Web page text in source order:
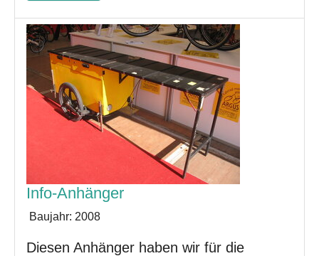
Info-Anhänger
Baujahr: 2008
Diesen Anhänger haben wir für die